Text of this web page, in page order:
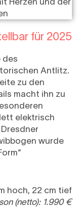
für 2025
des
Antlitz.
zu den
macht ihn zu
elektrisch
wurde
hoch, 22 cm tief
(netto): 1.990 €